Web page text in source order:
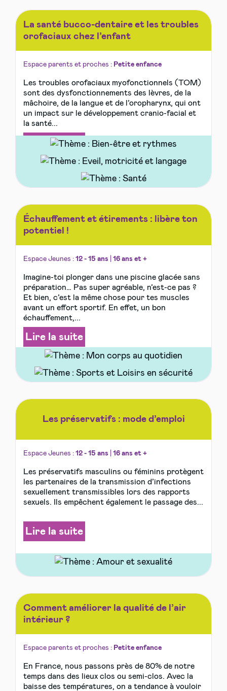
La santé bucco-dentaire et les troubles
orofaciaux chez l’enfant
Espace parents et proches : Petite enfance
Les troubles orofaciaux myofonctionnels (TOM)
sont des dysfonctionnements des lèvres, de la
mâchoire, de la langue et de l’oropharynx, qui ont
un impact sur le développement cranio-facial et
la santé...
Lire la suite
Échauffement et étirements : libère ton
potentiel !
Espace Jeunes : 12 - 15 ans 16 ans et +
Imagine-toi plonger dans une piscine glacée sans
préparation… Pas super agréable, n’est-ce pas ?
Et bien, c’est la même chose pour tes muscles
avant un effort sportif. En effet, un bon
échauffement,...
Lire la suite
Les préservatifs : mode d’emploi
Espace Jeunes : 12 - 15 ans 16 ans et +
Les préservatifs masculins ou féminins protègent
les partenaires de la transmission d’infections
sexuellement transmissibles lors des rapports
sexuels. Ils empêchent également le passage des...
Lire la suite
Comment améliorer la qualité de l’air
intérieur ?
Espace parents et proches : Petite enfance
En France, nous passons près de 80% de notre
temps dans des lieux clos ou semi-clos. Avec la
baisse des températures, on a tendance à vouloir